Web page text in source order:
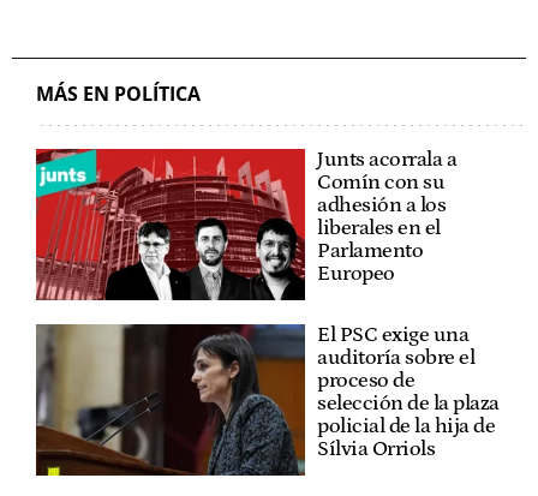
MÁS EN POLÍTICA
Junts acorrala a
Comín con su
adhesión a los
liberales en el
Parlamento
Europeo
El PSC exige una
auditoría sobre el
proceso de
selección de la plaza
policial de la hija de
Sílvia Orriols